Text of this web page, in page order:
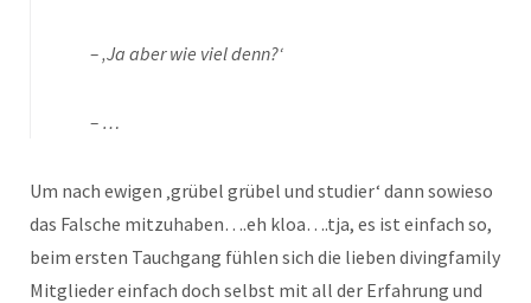
– ‚Ja aber wie viel denn?‘
– …
Um nach ewigen ‚grübel grübel und studier‘ dann sowieso
das Falsche mitzuhaben….eh kloa….tja, es ist einfach so,
beim ersten Tauchgang fühlen sich die lieben divingfamily
Mitglieder einfach doch selbst mit all der Erfahrung und